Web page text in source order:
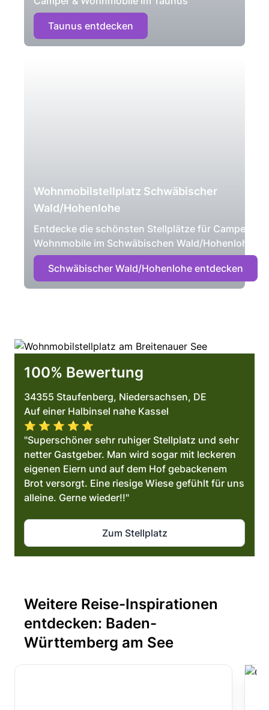
Taunus entdecken
Wohnmobilstellplatz Schwäbischer
Wald/Hohenlohe
Entdecke die schönsten Stellplätze für Camper &
Wohnmobile im Schwäbischen Wald/Hohenlohe
Schwäbischer Wald/Hohenlohe entdecken
100% Bewertung
34355 Staufenberg, Niedersachsen, DE
Auf einer Halbinsel nahe Kassel
⭐️ ⭐️ ⭐️ ⭐️ ⭐️
"Superschöner sehr ruhiger Stellplatz und sehr
netter Gastgeber. Man wird sogar mit leckeren
eigenen Eiern und auf dem Hof gebackenem
Brot versorgt. Eine riesige Wiese gefühlt für uns
alleine. Gerne wieder!!"
Zum Stellplatz
Weitere Reise-Inspirationen
entdecken: Baden-
Württemberg am See